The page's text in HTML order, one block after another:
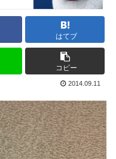
はてブ
コピー
2014.09.11